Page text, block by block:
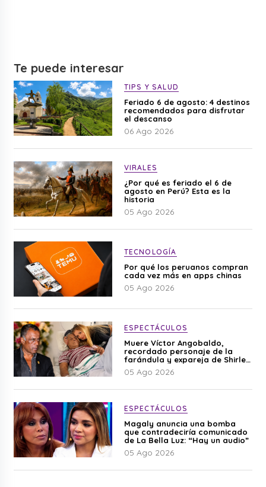
Te puede interesar
TIPS Y SALUD
Feriado 6 de agosto: 4 destinos
recomendados para disfrutar
el descanso
06 Ago 2026
VIRALES
¿Por qué es feriado el 6 de
agosto en Perú? Esta es la
historia
05 Ago 2026
TECNOLOGÍA
Por qué los peruanos compran
cada vez más en apps chinas
05 Ago 2026
ESPECTÁCULOS
Muere Víctor Angobaldo,
recordado personaje de la
farándula y expareja de Shirley
Cherres
05 Ago 2026
ESPECTÁCULOS
Magaly anuncia una bomba
que contradeciría comunicado
de La Bella Luz: “Hay un audio”
05 Ago 2026